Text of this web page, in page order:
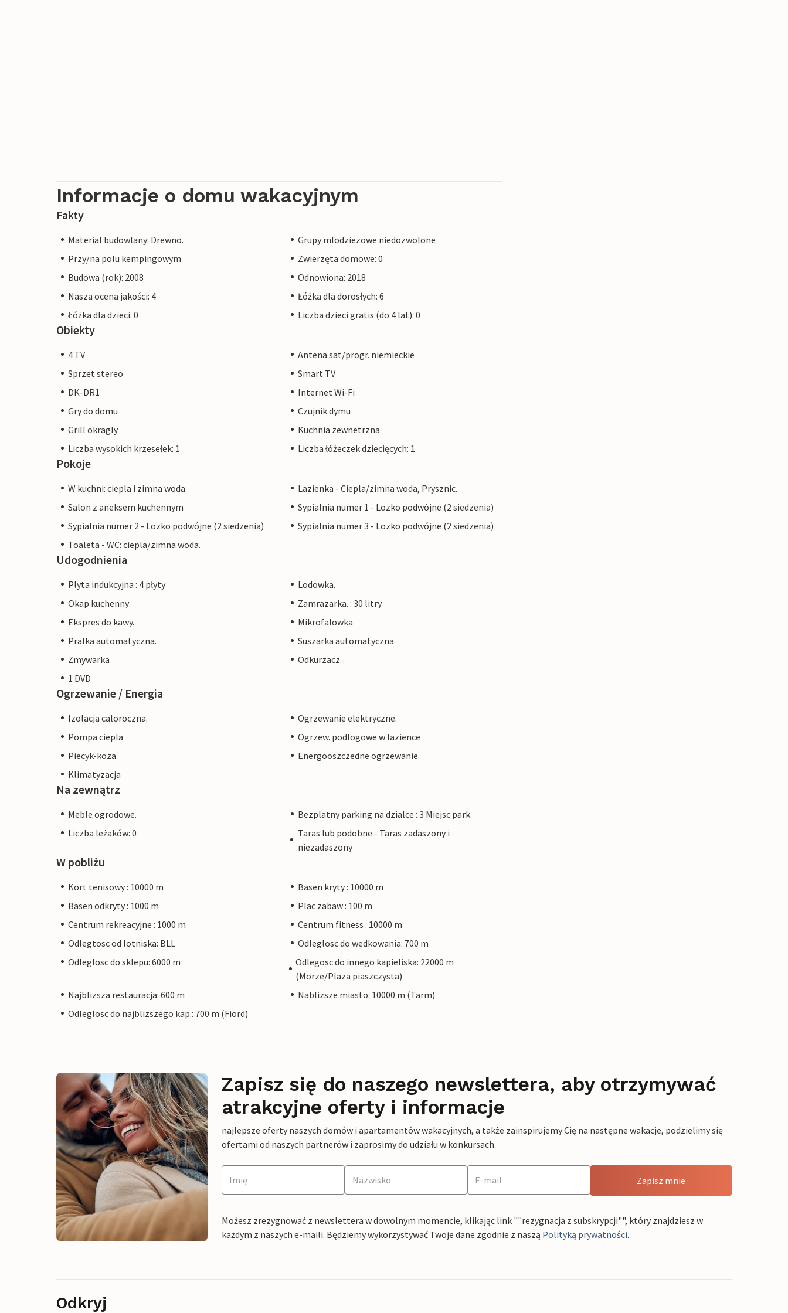
Informacje o domu wakacyjnym
Fakty
Material budowlany: Drewno.
Grupy mlodziezowe niedozwolone
Przy/na polu kempingowym
Zwierzęta domowe: 0
Budowa (rok): 2008
Odnowiona: 2018
Nasza ocena jakości: 4
Łóżka dla dorosłych: 6
Łóżka dla dzieci: 0
Liczba dzieci gratis (do 4 lat): 0
Obiekty
4 TV
Antena sat/progr. niemieckie
Sprzet stereo
Smart TV
DK-DR1
Internet Wi-Fi
Gry do domu
Czujnik dymu
Grill okragly
Kuchnia zewnetrzna
Liczba wysokich krzesełek: 1
Liczba łóżeczek dziecięcych: 1
Pokoje
W kuchni: ciepla i zimna woda
Lazienka - Ciepla/zimna woda, Prysznic.
Salon z aneksem kuchennym
Sypialnia numer 1 - Lozko podwójne (2 siedzenia)
Sypialnia numer 2 - Lozko podwójne (2 siedzenia)
Sypialnia numer 3 - Lozko podwójne (2 siedzenia)
Toaleta - WC: ciepla/zimna woda.
Udogodnienia
Plyta indukcyjna : 4 płyty
Lodowka.
Okap kuchenny
Zamrazarka. : 30 litry
Ekspres do kawy.
Mikrofalowka
Pralka automatyczna.
Suszarka automatyczna
Zmywarka
Odkurzacz.
1 DVD
Ogrzewanie / Energia
Izolacja caloroczna.
Ogrzewanie elektryczne.
Pompa ciepla
Ogrzew. podlogowe w lazience
Piecyk-koza.
Energooszczedne ogrzewanie
Klimatyzacja
Na zewnątrz
Meble ogrodowe.
Bezplatny parking na dzialce : 3 Miejsc park.
Liczba leżaków: 0
Taras lub podobne - Taras zadaszony i
niezadaszony
W pobliżu
Kort tenisowy : 10000 m
Basen kryty : 10000 m
Basen odkryty : 1000 m
Plac zabaw : 100 m
Centrum rekreacyjne : 1000 m
Centrum fitness : 10000 m
Odlegtosc od lotniska: BLL
Odleglosc do wedkowania: 700 m
Odleglosc do sklepu: 6000 m
Odlegosc do innego kapieliska: 22000 m
(Morze/Plaza piaszczysta)
Najblizsza restauracja: 600 m
Nablizsze miasto: 10000 m (Tarm)
Odleglosc do najblizszego kap.: 700 m (Fiord)
Zapisz się do naszego newslettera, aby otrzymywać
atrakcyjne oferty i informacje
najlepsze oferty naszych domów i apartamentów wakacyjnych, a także zainspirujemy Cię na następne wakacje, podzielimy się
ofertami od naszych partnerów i zaprosimy do udziału w konkursach.
Zapisz mnie
Możesz zrezygnować z newslettera w dowolnym momencie, klikając link ""rezygnacja z subskrypcji"", który znajdziesz w
każdym z naszych e-maili. Będziemy wykorzystywać Twoje dane zgodnie z naszą Polityką prywatności.
Odkryj